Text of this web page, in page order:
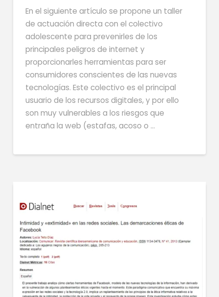
En el siguiente artículo se propone un taller
de actuación directa con el colectivo
adolescente para prevenirles de los
principales peligros de internet y
proporcionarles herramientas para ser
consumidores conscientes de las nuevas
tecnologías. Este colectivo es el principal
usuario de los recursos digitales, y por ello
son muy vulnerables a los riesgos que
entraña la web (estafas, acoso o …